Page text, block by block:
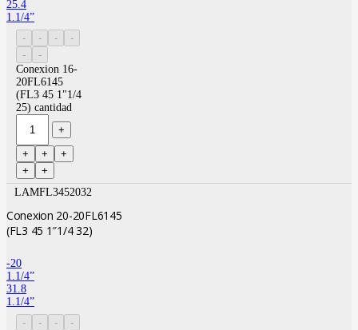
25.4
1.1/4”
Conexion 16-
20FL6145
(FL3 45 1"1/4
25) cantidad
LAMFL3452032
Conexion 20-20FL6145
(FL3 45 1″1/4 32)
-20
1.1/4”
31.8
1.1/4”